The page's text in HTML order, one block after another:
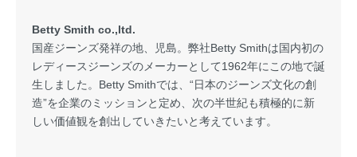
Betty Smith co.,ltd.
国産ジーンズ発祥の地、児島。弊社Betty Smithは国内初の
レディースジーンズのメーカーとして1962年にこの地で誕
生しました。Betty Smithでは、“日本のジーンズ文化の創
造”を企業のミッションと定め、次の半世紀も積極的に新
しい価値観を創出していきたいと考えています。